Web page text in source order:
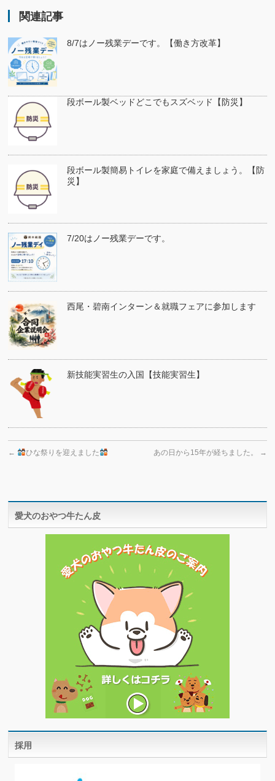
関連記事
8/7はノー残業デーです。【働き方改革】
段ボール製ベッドどこでもスズベッド【防災】
段ボール製簡易トイレを家庭で備えましょう。【防
災】
7/20はノー残業デーです。
西尾・碧南インターン＆就職フェアに参加します
新技能実習生の入国【技能実習生】
← ひな祭りを迎えました あの日から15年が経ちました。 →
愛犬のおやつ牛たん皮
採用